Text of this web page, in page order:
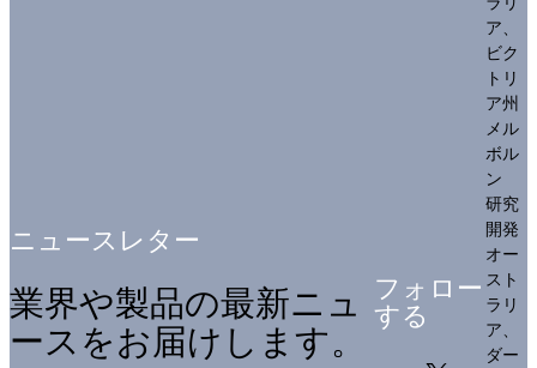
ニュースレター
業界や製品の最新ニュ
ースをお届けします。
フォロー
する
ア、
ビク
トリ
ア州
メル
ボル
ン
研究
開発
オー
スト
ラリ
ア、
ダー